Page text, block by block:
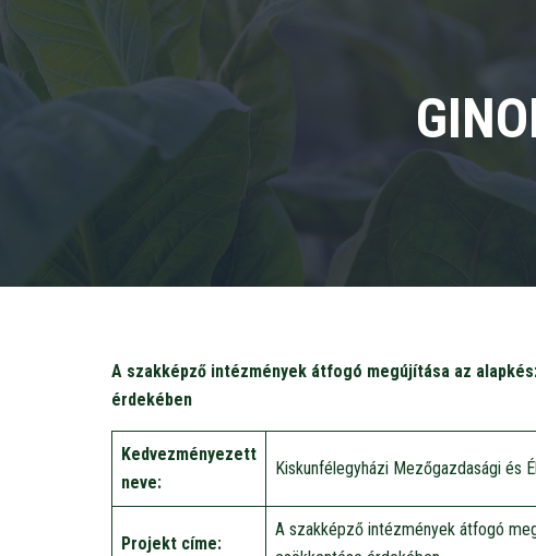
A szakképző intézmények átfogó megújítása az
érdekében
Kedvezményezett
neve:
Kiskunfélegyházi Mezőgazdasági és
Projekt címe:
A szakképző intézmények átfogó